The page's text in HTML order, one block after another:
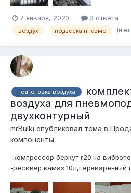
7 января, 2020 3 ответа
воздух подвеска пневмо (и
подготовка воздуха
воздуха для
двухконтурный
mrBulki опубликовал тема в
компоненты
-компрессор беркут r20 на
-ресивер камаз 10л,переваренный
распределитель воздуха -